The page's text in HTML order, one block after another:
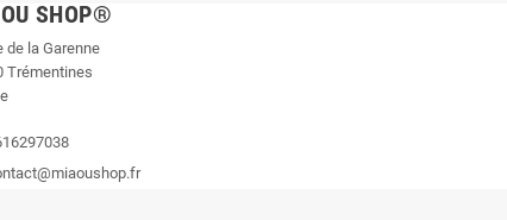
SHOP®
de la Garenne
Trémentines